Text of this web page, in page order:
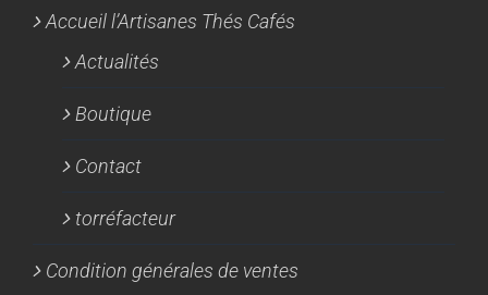
Accueil l’Artisanes Thés Cafés
Actualités
Boutique
Contact
torréfacteur
Condition générales de ventes